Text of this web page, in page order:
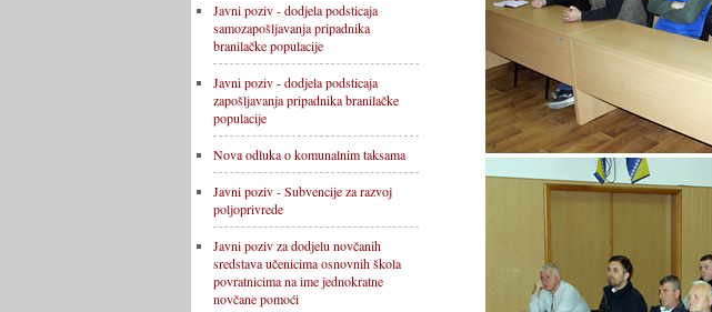
Javni poziv - dodjela podsticaja
samozapošljavanja pripadnika
branilačke populacije
Javni poziv - dodjela podsticaja
zapošljavanja pripadnika branilačke
populacije
Nova odluka o komunalnim taksama
Javni poziv - Subvencije za razvoj
poljoprivrede
Javni poziv za dodjelu novčanih
sredstava učenicima osnovnih škola
povratnicima na ime jednokratne
novčane pomoći